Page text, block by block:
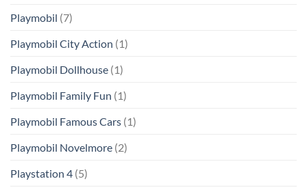
Playmobil (7)
Playmobil City Action (1)
Playmobil Dollhouse (1)
Playmobil Family Fun (1)
Playmobil Famous Cars (1)
Playmobil Novelmore (2)
Playstation 4 (5)